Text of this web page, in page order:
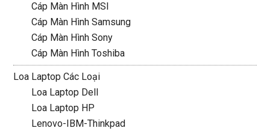
Cáp Màn Hình MSI
Cáp Màn Hình Samsung
Cáp Màn Hình Sony
Cáp Màn Hình Toshiba
Loa Laptop Các Loại
Loa Laptop Dell
Loa Laptop HP
Lenovo-IBM-Thinkpad